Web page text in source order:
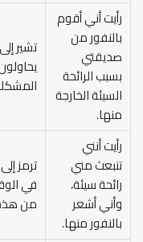
رأيت أني أقوم
بالنفور من
صديقتي
بسبب الرائحة
السيئة الخارجة
منها.
تشير
رأيت أنني
تنبعث مني
رائحة سيئة،
وأني أشعر
بالنفور منها.
ترمز
في
من